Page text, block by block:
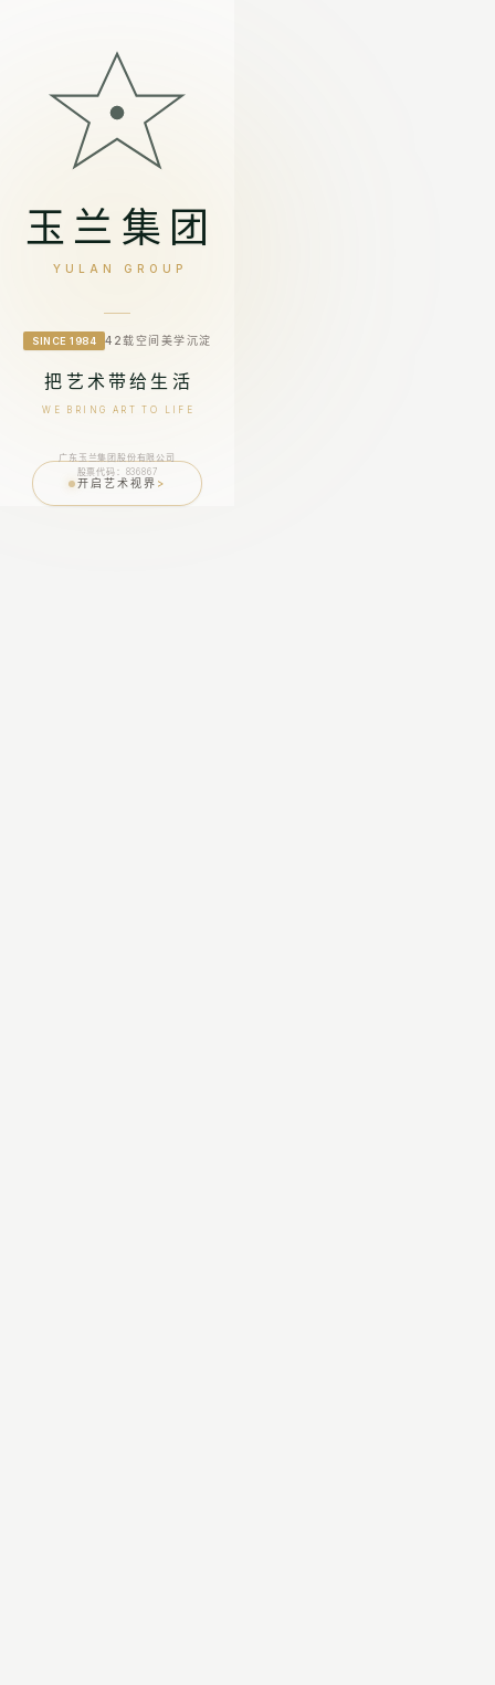
玉兰集团
YULAN GROUP
SINCE 1984 42载空间美学沉淀
把艺术带给生活
WE BRING ART TO LIFE
开启艺术视界 >
广东玉兰集团股份有限公司
股票代码：836867